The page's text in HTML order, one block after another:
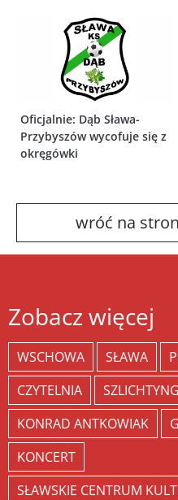
Oficjalnie: Dąb Sława-
Przybyszów wycofuje się z
okręgówki
wróć na
Zobacz więcej
WSCHOWA SŁAWA
CZYTELNIA
KONRAD ANTKOWIAK
KONCERT
SŁAWSKIE CENTRUM